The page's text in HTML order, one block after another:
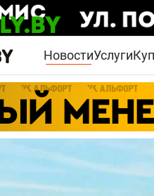
НовостиУслуги